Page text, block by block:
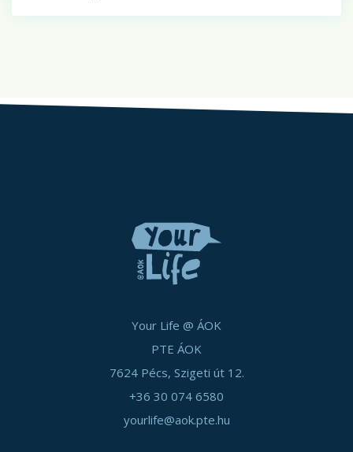
Your Life @ ÁOK
PTE ÁOK
7624 Pécs, Szigeti út 12.
+36 30 074 6580
yourlife@aok.pte.hu